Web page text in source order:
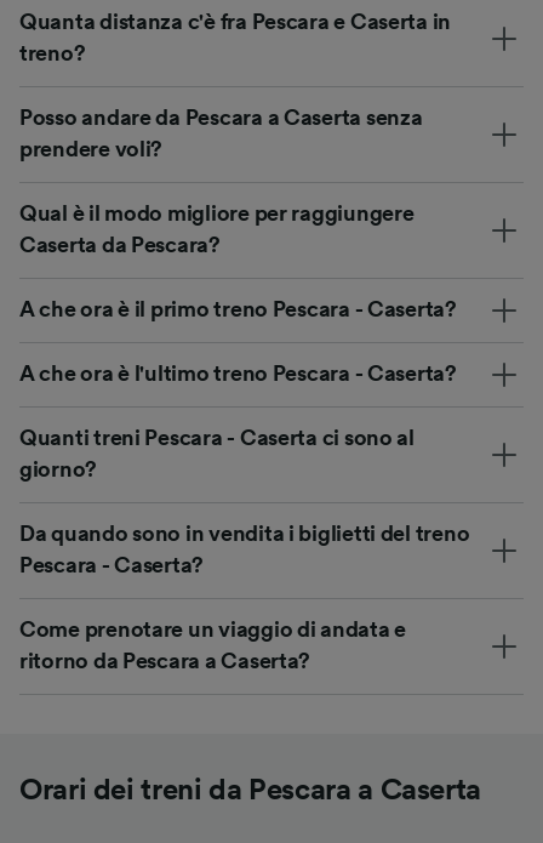
Quanta distanza c'è fra Pescara e Caserta in
treno?
Posso andare da Pescara a Caserta senza
prendere voli?
Qual è il modo migliore per raggiungere
Caserta da Pescara?
A che ora è il primo treno Pescara - Caserta?
A che ora è l'ultimo treno Pescara - Caserta?
Quanti treni Pescara - Caserta ci sono al
giorno?
Da quando sono in vendita i biglietti del treno
Pescara - Caserta?
Come prenotare un viaggio di andata e
ritorno da Pescara a Caserta?
Orari dei treni da Pescara a Caserta